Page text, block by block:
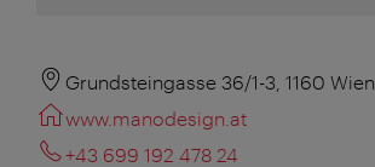
Grundsteingasse 36/1-3, 1160 Wien
www.manodesign.at
+43 699 192 478 24